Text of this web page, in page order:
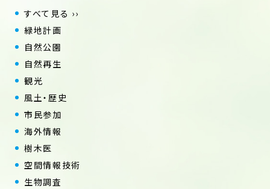
すべて見る ››
緑地計画
自然公園
自然再生
観光
風土・歴史
市民参加
海外情報
樹木医
空間情報技術
生物調査